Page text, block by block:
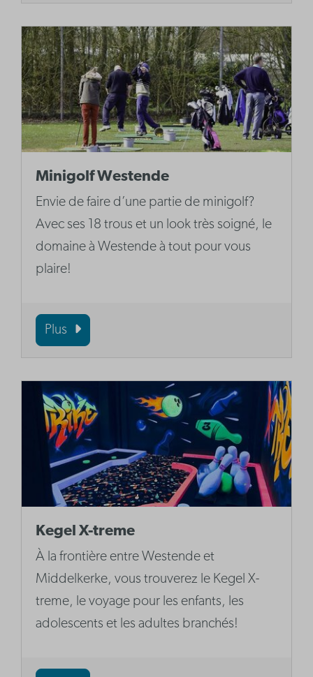
Minigolf Westende
Envie de faire d’une partie de minigolf?
Avec ses 18 trous et un look très soigné, le
domaine à Westende à tout pour vous
plaire!
Plus
Kegel X-treme
À la frontière entre Westende et
Middelkerke, vous trouverez le Kegel X-
treme, le voyage pour les enfants, les
adolescents et les adultes branchés!